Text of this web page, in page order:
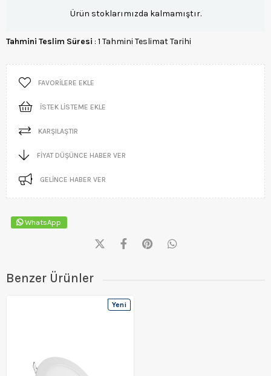
Ürün stoklarımızda kalmamıştır.
Tahmini Teslim Süresi : 1 Tahmini Teslimat Tarihi
FAVORILERE EKLE
İSTEK LISTEME EKLE
KARŞILAŞTIR
FIYAT DÜŞÜNCE HABER VER
GELINCE HABER VER
WhatsApp
Benzer Ürünler
Yeni